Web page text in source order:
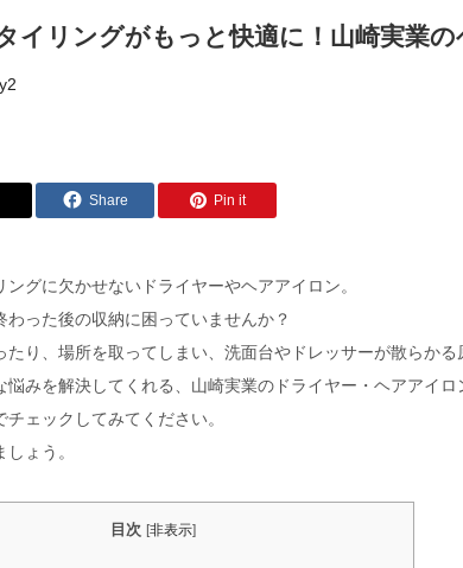
イリングがもっと快適に！山崎実業
Share Pin it
ングに欠かせないドライヤーやヘアアイロン。
わった後の収納に困っていませんか？
たり、場所を取ってしまい、洗面台やドレッサーが散らかる
悩みを解決してくれる、山崎実業のドライヤー・ヘアアイ
ェックしてみてください。
ょう。
目次 [非表示]